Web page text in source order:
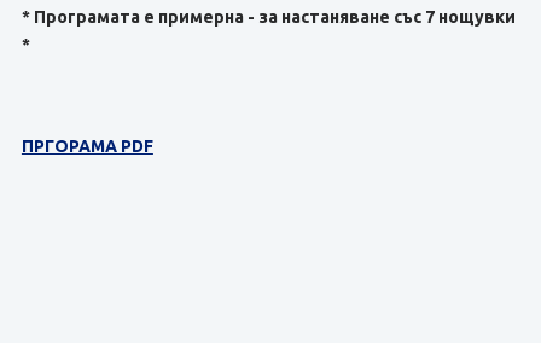
* Програмата е примерна - за настаняване със 7 нощувки
*
ПРГОРАМА PDF